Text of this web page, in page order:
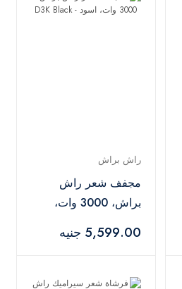
راش براش
مجفف شعر راش
براش، 3000 وات،
5,599.00 جنيه